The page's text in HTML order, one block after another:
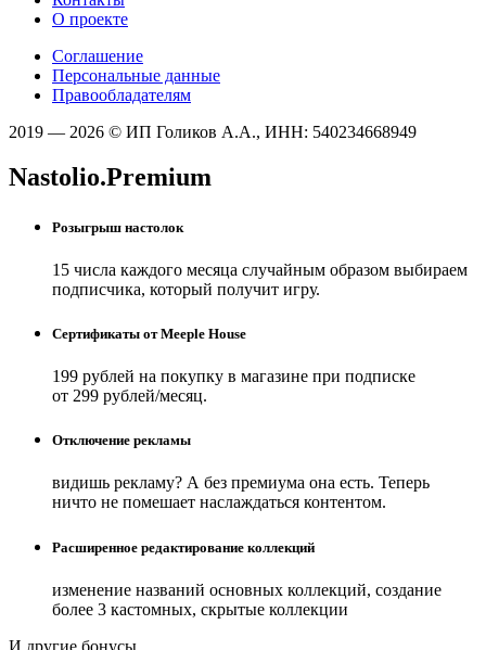
О проекте
Соглашение
Персональные данные
Правообладателям
2019 — 2026 © ИП Голиков А.А., ИНН: 540234668949
Nastolio.Premium
Розыгрыш настолок
15 числа каждого месяца случайным образом выбираем
подписчика, который получит игру.
Сертификаты от Meeple House
199 рублей на покупку в магазине при подписке
от 299 рублей/месяц.
Отключение рекламы
видишь рекламу? А без премиума она есть. Теперь
ничто не помешает наслаждаться контентом.
Расширенное редактирование коллекций
изменение названий основных коллекций, создание
более 3 кастомных, скрытые коллекции
И другие бонусы.